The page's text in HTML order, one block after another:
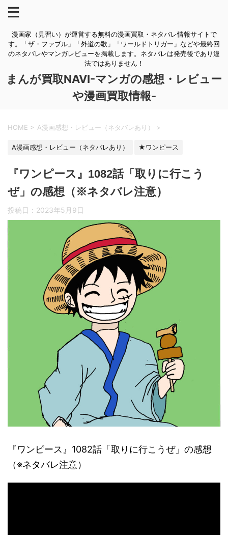
漫画家（見習い）が運営する無料の漫画買取・ネタバレ情報サイトで
す。「ザ・ファブル」「外道の歌」「ワールドトリガー」などや最終回
のネタバレやマンガレビューを掲載します。ネタバレは発売後であり違
法ではありません！
まんが買取NAVI-マンガの感想・レビュー
や漫画買取情報-
HOME > A漫画感想・レビュー（ネタバレあり） >
A漫画感想・レビュー（ネタバレあり） ★ワンピース
『ワンピース』1082話「取りに行こう
ぜ」の感想（※ネタバレ注意）
投稿日： 2023年5月9日
『ワンピース』1082話「取りに行こうぜ」の感想
（※ネタバレ注意）